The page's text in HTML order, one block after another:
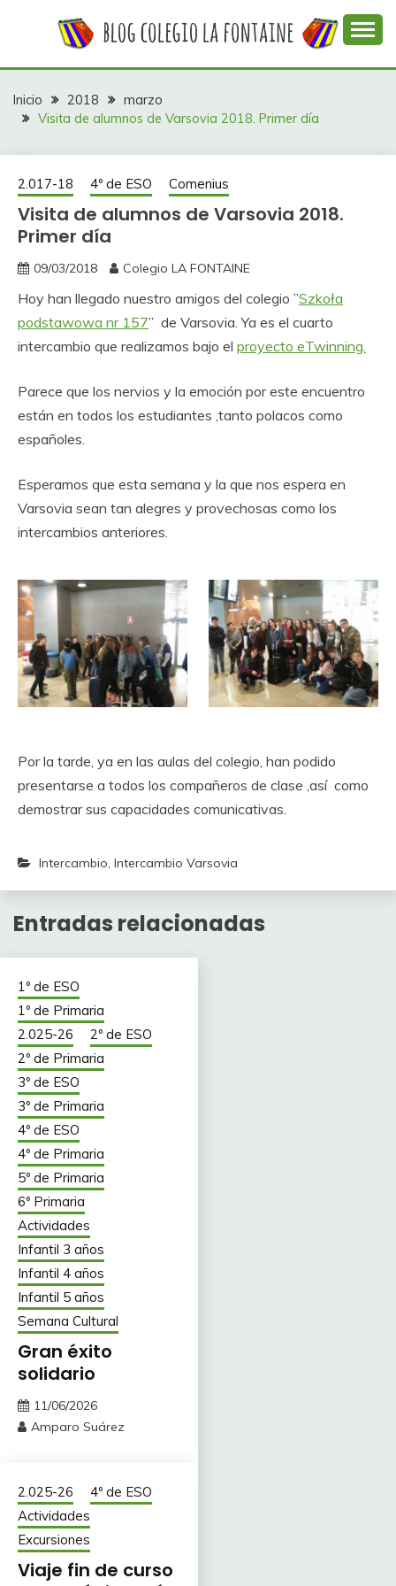
COLEGIO LA
FONTAINE
colegio La Fontaine
Inicio 2018
marzo
Visita de alumnos de Varsovia 2018. Primer día
2.017-18 4º de ESO Comenius
Visita de alumnos de Varsovia 2018.
Primer día
09/03/2018 Colegio LA FONTAINE
Hoy han llegado nuestro amigos del colegio ”Szkoła
podstawowa nr 157” de Varsovia. Ya es el cuarto
intercambio que realizamos bajo el proyecto eTwinning.
Parece que los nervios y la emoción por este encuentro
están en todos los estudiantes ,tanto polacos como
españoles.
Esperamos que esta semana y la que nos espera en
Varsovia sean tan alegres y provechosas como los
intercambios anteriores.
Por la tarde, ya en las aulas del colegio, han podido
presentarse a todos los compañeros de clase ,así como
demostrar sus capacidades comunicativas.
Intercambio, Intercambio Varsovia
Entradas relacionadas
1º de ESO
1º de Primaria
2.025-26
2º de ESO
2º de Primaria
3º de ESO
3º de Primaria
4º de ESO
4º de Primaria
5º de Primaria
6º Primaria
Actividades
Infantil 3 años
Infantil 4 años
Infantil 5 años
Semana Cultural
Gran éxito
solidario
11/06/2026
Amparo Suárez
2.025-26
4º de ESO
Actividades
Excursiones
Viaje fin de curso